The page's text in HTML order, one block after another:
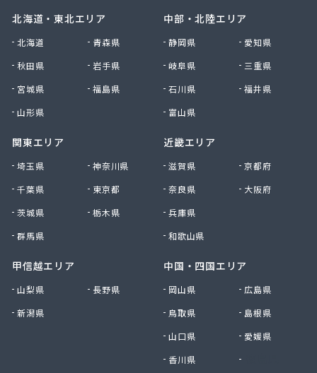
天明プロパン工業
東部プロパン
藤木プロパン燃料店
内山商店株式会社
南九州マルヰ株式会社 進栄ガス営業所
南九州マルヰ株式会社 人吉営業所
南九州マルヰ株式会社 人吉営業所
南国殖産株式会社 熊本支店ガス課
NXエネルギー九州株式会社 雲雀丘出張所
NXエネルギー九州株式会社 熊本営業所
業所
NXエネルギー九州株式会社 熊本北営業所
NXエネルギー九州株式会社 城北営業所
日豊興産株式会社 本社事務所
北海道・東北エリア
北海道
青森県
秋田県
岩手県
宮城県
福島県
山形県
関東エリア
埼玉県
神奈川県
千葉県
東京都
茨城県
栃木県
群馬県
甲信越エリア
山梨県
長野県
新潟県
中部・北陸エリア
静岡県
愛知県
岐阜県
三重県
石川県
福井県
富山県
近畿エリア
滋賀県
京都府
奈良県
大阪府
兵庫県
和歌山県
中国・四国エリア
岡山県
広島県
鳥取県
島根県
山口県
愛媛県
香川県